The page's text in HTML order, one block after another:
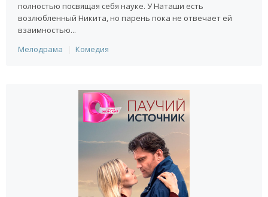
полностью посвящая себя науке. У Наташи есть
возлюбленный Никита, но парень пока не отвечает ей
взаимностью...
Мелодрама
Комедия